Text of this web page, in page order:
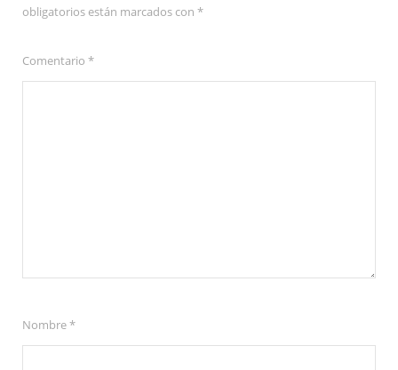
obligatorios están marcados con *
Comentario *
Nombre*